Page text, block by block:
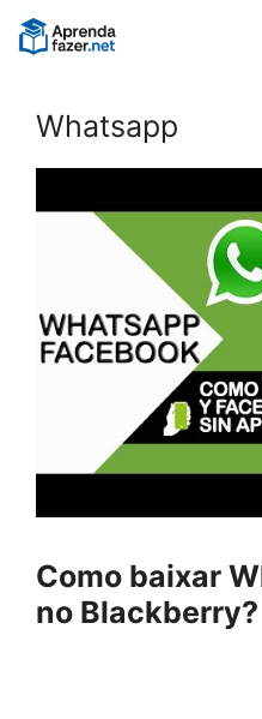
Pular
para
Whatsapp
Como baixar
no Blackberry?